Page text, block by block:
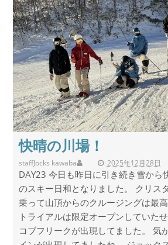
快晴の川場！
staff 2025年12月28日
Jocks kawaba
DAY23 今日も昨日に引き続き雪から
のスキー日和となりました。 クリス
乗って山頂からのクルージングは最
トライアルは限定オープンしていた
コブフリークが出現してました。 気